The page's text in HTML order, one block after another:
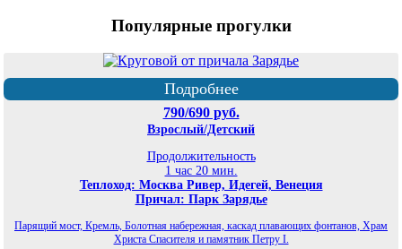
Популярные прогулки
Подробнее
790/690 руб.
Взрослый/Детский
Продолжительность
1 час 20 мин.
Теплоход: Москва Ривер, Идегей, Венеция
Причал: Парк Зарядье
Парящий мост, Кремль, Болотная набережная, каскад плавающих фонтанов, Храм
Христа Спасителя и памятник Петру I.